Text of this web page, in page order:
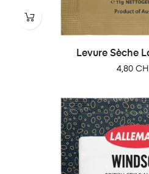
Levure Sèche
Prix
4,80